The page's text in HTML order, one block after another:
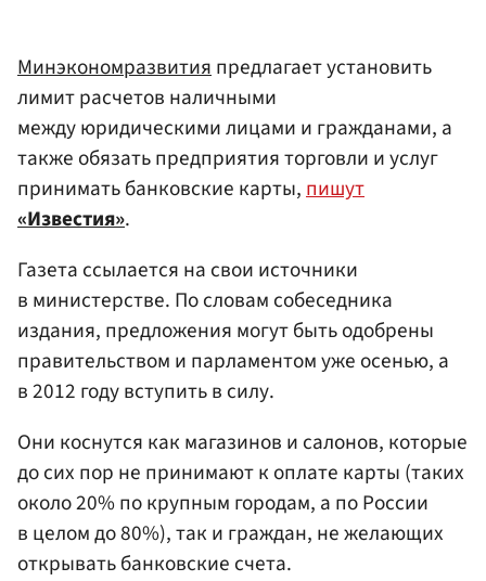
Минэкономразвитияпредлагает установить
лимит расчетов наличными
между юридическими лицами и гражданами, а
также обязать предприятия торговли и услуг
принимать банковские карты,пишут
«Известия».
Газета ссылается на свои источники
в министерстве. По словам собеседника
издания, предложения могут быть одобрены
правительством и парламентом уже осенью, а
в 2012 году вступить в силу.
Они коснутся как магазинов и салонов, которые
до сих пор не принимают к оплате карты (таких
около 20% по крупным городам, а по России
в целом до 80%), так и граждан, не желающих
открывать банковские счета.